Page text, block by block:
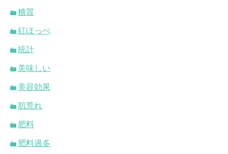
糖質
紅ほっぺ
統計
美味しい
美容効果
肌荒れ
肥料
肥料過多